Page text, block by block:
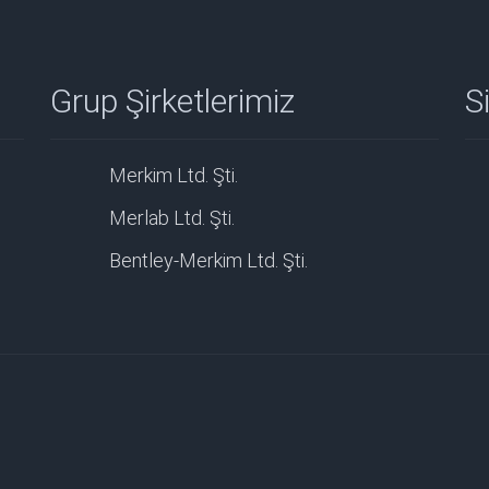
Grup Şirketlerimiz
Merkim Ltd. Şti.
Merlab Ltd. Şti.
Bentley-Merkim Ltd. Şti.